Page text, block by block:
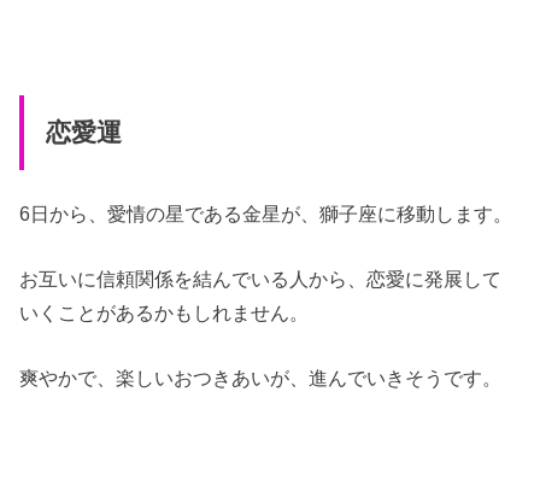
恋愛運
6日から、愛情の星である金星が、獅子座に移動します。
お互いに信頼関係を結んでいる人から、恋愛に発展して
いくことがあるかもしれません。
爽やかで、楽しいおつきあいが、進んでいきそうです。